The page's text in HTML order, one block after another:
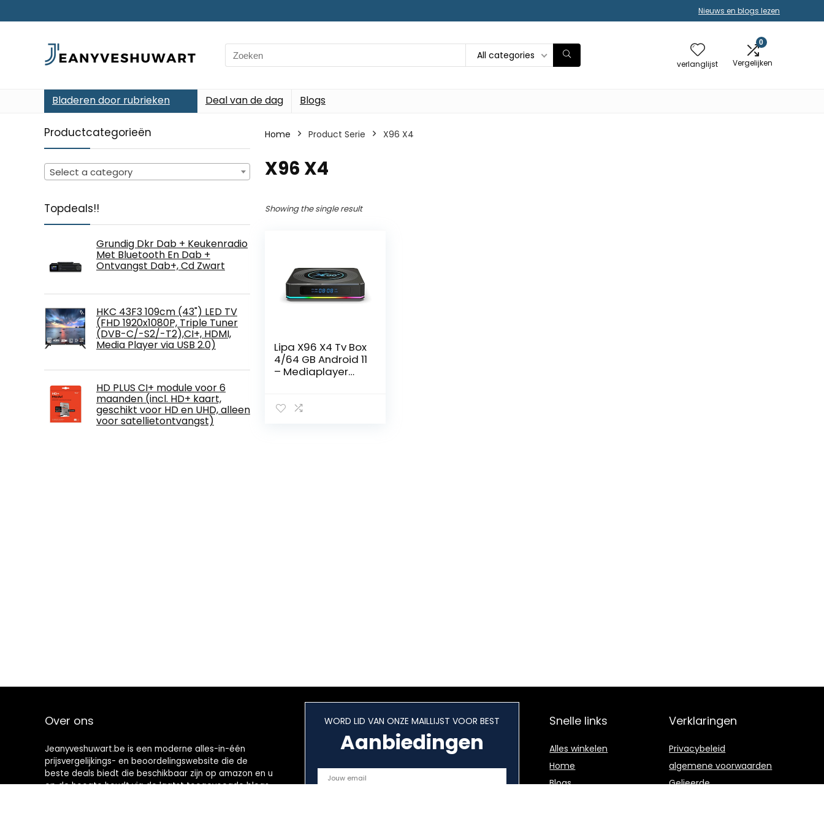
Nieuws en blogs lezen
Search
for:
All categories
verlanglijst
0
Vergelijken
Bladeren door rubrieken Deal van de dag Blogs
Productcategorieën
Select a category
Topdeals!!
Grundig Dkr Dab + Keukenradio
Met Bluetooth En Dab +
Ontvangst Dab+, Cd Zwart
HKC 43F3 109cm (43") LED TV
(FHD 1920x1080P, Triple Tuner
(DVB-C/-S2/-T2),CI+, HDMI,
Media Player via USB 2.0)
HD PLUS CI+ module voor 6
maanden (incl. HD+ kaart,
geschikt voor HD en UHD, alleen
voor satellietontvangst)
Home Product Serie ‎X96 X4
‎X96 X4
Showing the single result
Lipa X96 X4 Tv Box
4/64 GB Android 11
– Mediaplayer
en 4K decoder /
Over ons
Jeanyveshuwart.be is een moderne alles-in-één
prijsvergelijkings- en beoordelingswebsite die de
beste deals biedt die beschikbaar zijn op amazon en u
op de hoogte houdt via de laatst toegevoegde blogs.
WORD LID VAN ONZE MAILLIJST VOOR BEST
Aanbiedingen
Snelle links
Alles winkelen
Home
Blogs
Verklaringen
Privacybeleid
algemene voorwaarden
Gelieerde